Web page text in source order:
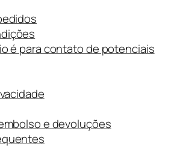
é para contato de potenciais
e devoluções